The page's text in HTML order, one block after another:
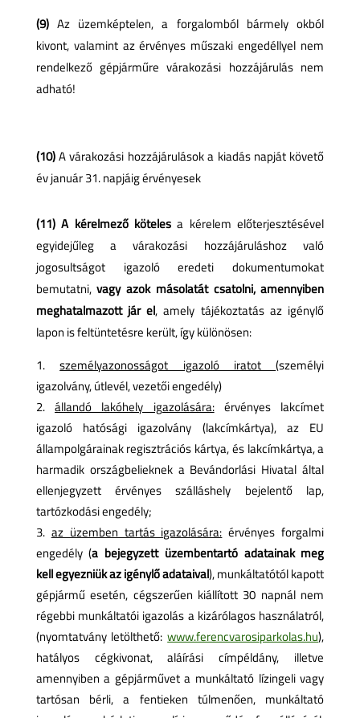
(9)Az üzemképtelen, a forgalomból bármely okból
kivont, valamint az érvényes műszaki engedéllyel nem
rendelkező gépjárműre várakozási hozzájárulás nem
adható!
(10)A várakozási hozzájárulások a kiadás napját követő
év január 31. napjáig érvényesek
(11) A kérelmező köteles a kérelem előterjesztésével
egyidejűleg a várakozási hozzájáruláshoz való
jogosultságot igazoló eredeti dokumentumokat
bemutatni,vagy azok másolatát csatolni, amennyiben
meghatalmazott jár el, amely tájékoztatás az igénylő
lapon is feltüntetésre került, így különösen:
személyazonosságot igazoló iratot(személyi
igazolvány, útlevél, vezetői engedély)
állandó lakóhely igazolására:érvényes lakcímet
igazoló hatósági igazolvány (lakcímkártya), az EU
állampolgárainak regisztrációs kártya, és lakcímkártya, a
harmadik országbelieknek a Bevándorlási Hivatal által
ellenjegyzett érvényes szálláshely bejelentő lap,
tartózkodási engedély;
az üzemben tartás igazolására: érvényes forgalmi
engedély (a bejegyzett üzembentartó adatainak meg
kell egyezniük az igénylő adataival), munkáltatótól kapott
gépjármű esetén, cégszerűen kiállított 30 napnál nem
régebbi munkáltatói igazolás a kizárólagos használatról,
(nyomtatvány letölthető:www.ferencvarosiparkolas.hu),
hatályos cégkivonat, aláírási címpéldány, illetve
amennyiben a gépjárművet a munkáltató lízingeli vagy
tartósan bérli, a fentieken túlmenően, munkáltató